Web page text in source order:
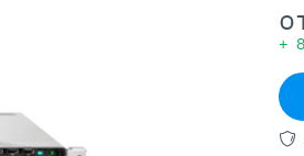
Серверы
Серверы
+